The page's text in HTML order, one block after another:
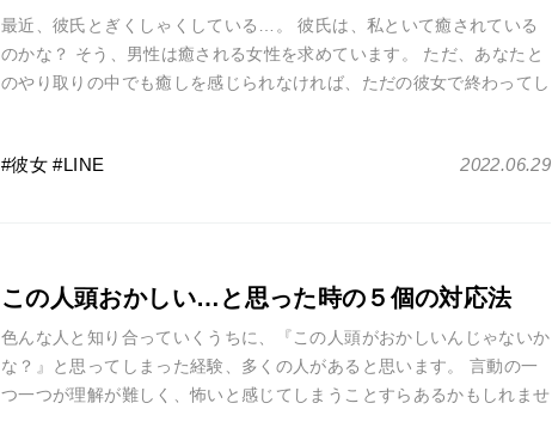
最近、彼氏とぎくしゃくしている…。 彼氏は、私といて癒されている
のかな？ そう、男性は癒される女性を求めています。 ただ、あなたと
のやり取りの中でも癒しを感じられなければ、ただの彼女で終わってし
彼女 LINE 2022.06.29
この人頭おかしい…と思った時の５個の対応法
色んな人と知り合っていくうちに、『この人頭がおかしいんじゃないか
な？』と思ってしまった経験、多くの人があると思います。 言動の一
つ一つが理解が難しく、怖いと感じてしまうことすらあるかもしれませ